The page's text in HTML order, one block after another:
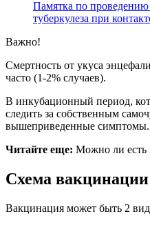
Памятка по
туберкулеза при
Важно!
Смертность от укуса
часто (1-2% случаев).
В инкубационный период,
следить за собственным
вышеприведенные симптомы.
Читайте еще: Можно ли есть
Схема вакцинации
Вакцинация может быть 2